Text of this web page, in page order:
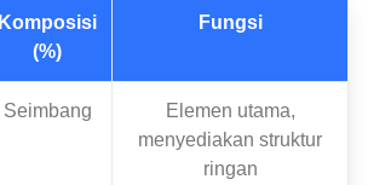
Komposisi
(%)
Fungsi
Seimbang
Elemen utama,
menyediakan struktur
ringan